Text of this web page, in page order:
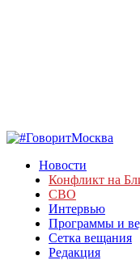
Новости
Конфликт на
СВО
Интервью
Программы и
Сетка вещания
Редакция